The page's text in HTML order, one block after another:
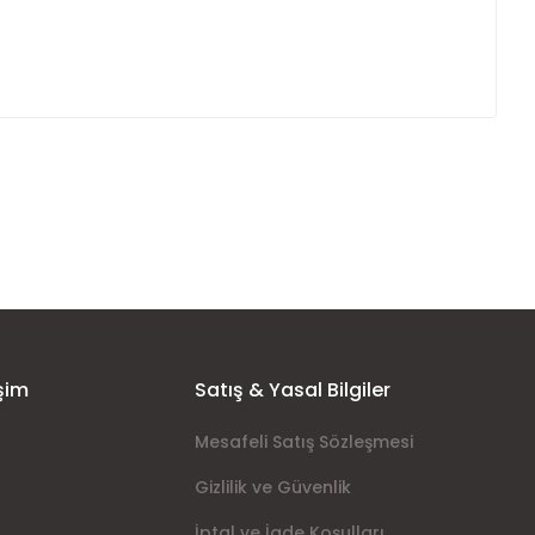
Satış & Yasal Bilgiler
Mesafeli Satış Sözleşmesi
Gizlilik ve Güvenlik